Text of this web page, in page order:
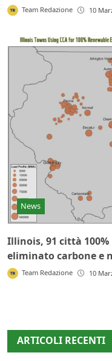
Team Redazione 10
News
Illinois, 91 città
eliminato carbone e
Team Redazione 10
ARTICOLI RECENTI